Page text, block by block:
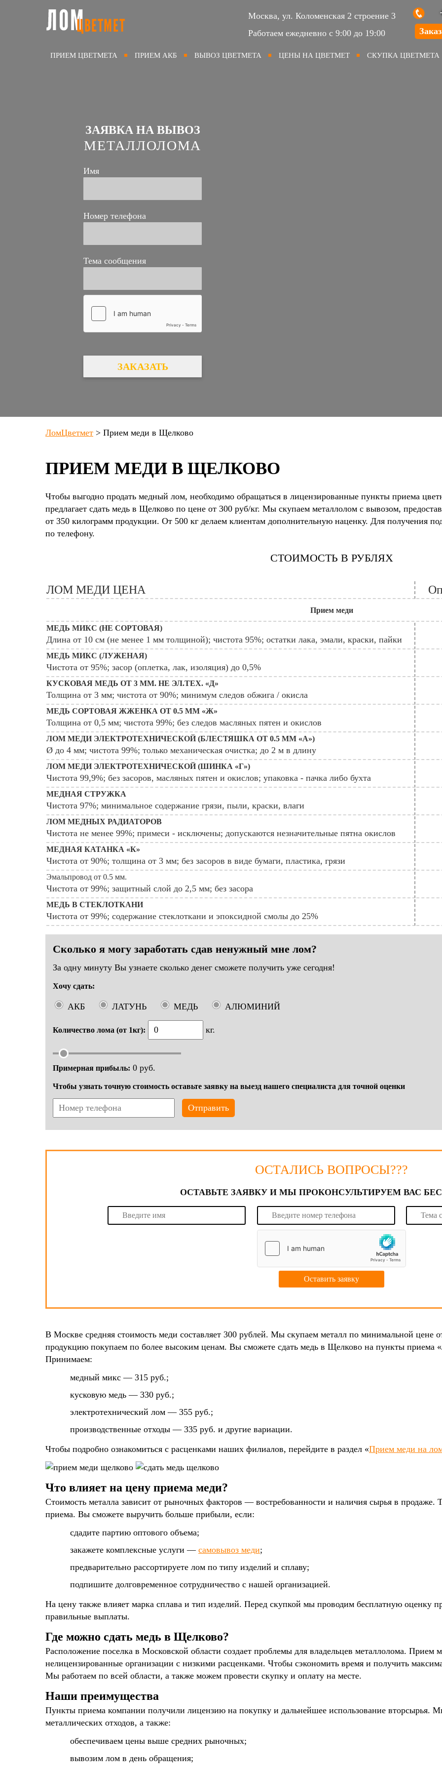
Москва, ул. Коломенская 2 строение 3
Работаем ежедневно с 9:00 до 19:00
ПРИЕМ ЦВЕТМЕТА ПРИЕМ АКБ ВЫВОЗ ЦВЕТМЕТА ЦЕНЫ НА ЦВЕТМЕТ СКУПКА ЦВЕТМЕТА
ЗАЯВКА НА ВЫВОЗ
МЕТАЛЛОЛОМА
Имя
Номер телефона
Тема сообщения
ЗАКАЗАТЬ
ЛомЦветмет > Прием меди в Щелково
ПРИЕМ МЕДИ В ЩЕЛКОВО
Чтобы выгодно продать медный лом, необходимо обращаться в лицензированные пункты приема
предлагает сдать медь в Щелково по цене от 300 руб/кг. Мы скупаем металлолом с вывозом,
от 350 килограмм продукции. От 500 кг делаем клиентам дополнительную наценку. Для получения
по телефону.
СТОИМОСТЬ В РУБЛЯХ
ЛОМ МЕДИ ЦЕНА
Прием меди
МЕДЬ МИКС (НЕ СОРТОВАЯ)
Длина от 10 см (не менее 1 мм толщиной); чистота 95%; остатки лака, эмали, краски, пайки
МЕДЬ МИКС (ЛУЖЕНАЯ)
Чистота от 95%; засор (оплетка, лак, изоляция) до 0,5%
КУСКОВАЯ МЕДЬ ОТ 3 ММ. НЕ ЭЛ.ТЕХ. «Д»
Толщина от 3 мм; чистота от 90%; минимум следов обжига / окисла
МЕДЬ СОРТОВАЯ ЖЖЕНКА ОТ 0.5 ММ «Ж»
Толщина от 0,5 мм; чистота 99%; без следов масляных пятен и окислов
ЛОМ МЕДИ ЭЛЕКТРОТЕХНИЧЕСКОЙ (БЛЕСТЯШКА ОТ 0.5 ММ «А»)
Ø до 4 мм; чистота 99%; только механическая очистка; до 2 м в длину
ЛОМ МЕДИ ЭЛЕКТРОТЕХНИЧЕСКОЙ (ШИНКА «Г»)
Чистота 99,9%; без засоров, масляных пятен и окислов; упаковка - пачка либо бухта
МЕДНАЯ СТРУЖКА
Чистота 97%; минимальное содержание грязи, пыли, краски, влаги
ЛОМ МЕДНЫХ РАДИАТОРОВ
Чистота не менее 99%; примеси - исключены; допускаются незначительные пятна окислов
МЕДНАЯ КАТАНКА «К»
Чистота от 90%; толщина от 3 мм; без засоров в виде бумаги, пластика, грязи
Эмальпровод от 0.5 мм.
Чистота от 99%; защитный слой до 2,5 мм; без засора
МЕДЬ В СТЕКЛОТКАНИ
Чистота от 99%; содержание стеклоткани и эпоксидной смолы до 25%
Сколько я могу заработать сдав ненужный мне лом?
За одну минуту Вы узнаете сколько денег сможете получить уже сегодня!
Хочу сдать:
АКБ ЛАТУНЬ МЕДЬ АЛЮМИНИЙ
Количество лома (от 1кг): кг.
Примерная прибыль: 0 руб.
Чтобы узнать точную стоимость оставьте заявку на выезд нашего специалиста для точной оценки
Отправить
ОСТАЛИСЬ ВОПРОСЫ???
ОСТАВЬТЕ ЗАЯВКУ И МЫ ПРОКОНСУЛЬТИРУЕМ ВАС
В Москве средняя стоимость меди составляет 300 рублей. Мы скупаем металл по минимальной цене
продукцию покупаем по более высоким ценам. Вы сможете сдать медь в Щелково на пункты приема
Принимаем:
медный микс — 315 руб.;
кусковую медь — 330 руб.;
электротехнический лом — 355 руб.;
производственные отходы — 335 руб. и другие вариации.
Чтобы подробно ознакомиться с расценками наших филиалов, перейдите в раздел «Прием меди на
Что влияет на цену приема меди?
Стоимость металла зависит от рыночных факторов — востребованности и наличия сырья в продаже.
приема. Вы сможете выручить больше прибыли, если:
сдадите партию оптового объема;
закажете комплексные услуги — самовывоз меди;
предварительно рассортируете лом по типу изделий и сплаву;
подпишите долговременное сотрудничество с нашей организацией.
На цену также влияет марка сплава и тип изделий. Перед скупкой мы проводим бесплатную оценку
правильные выплаты.
Где можно сдать медь в Щелково?
Расположение поселка в Московской области создает проблемы для владельцев металлолома.
нелицензированные организации с низкими расценками. Чтобы сэкономить время и получить
Мы работаем по всей области, а также можем провести скупку и оплату на месте.
Наши преимущества
Пункты приема компании получили лицензию на покупку и дальнейшее использование вторсырья.
металлических отходов, а также:
обеспечиваем цены выше средних рыночных;
вывозим лом в день обращения;